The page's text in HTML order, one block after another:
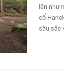
lên như
cổ
sâu sắc